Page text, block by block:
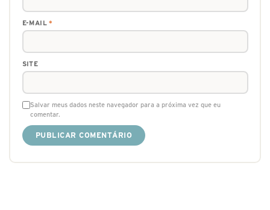
E-MAIL*
SITE
Salvar meus dados neste navegador para a próxima vez que eu
comentar.